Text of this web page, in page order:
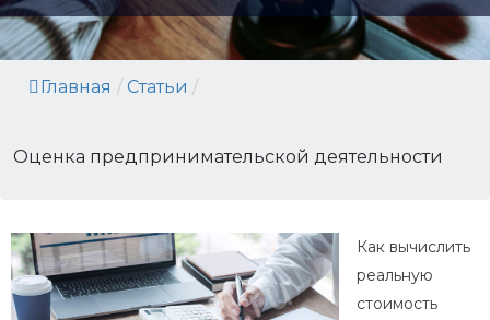
Главная / Статьи /
Оценка предпринимательской деятельности
Как вычислить
реальную
стоимость